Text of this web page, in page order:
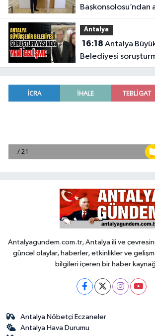
Başkonsolosu’ndan
Antalya
16:18
Belediyesi
gelişme
Antalyagundem.com.tr, Antalya ili ve
güncel olaylar, haberler, etkinlikler ve
bilgileri içeren bir haber
Antalya Nöbetçi Eczaneler
Antalya Hava Durumu